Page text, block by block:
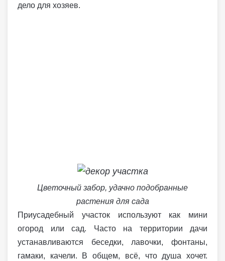
дело для хозяев.
Цветочный забор, удачно подобранные
растения для сада
Приусадебный участок используют как мини
огород или сад. Часто на территории дачи
устанавливаются беседки, лавочки, фонтаны,
гамаки, качели. В общем, всё, что душа хочет.